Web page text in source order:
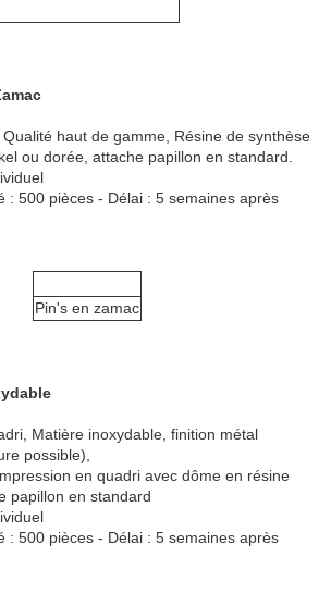
haut de gamme, Résine de synthèse
ou dorée, attache papillon en standard.
: 500 pièces - Délai : 5 semaines après
Pin's en zamac
Matière inoxydable, finition métal
possible),
en quadri avec dôme en résine
papillon en standard
: 500 pièces - Délai : 5 semaines après